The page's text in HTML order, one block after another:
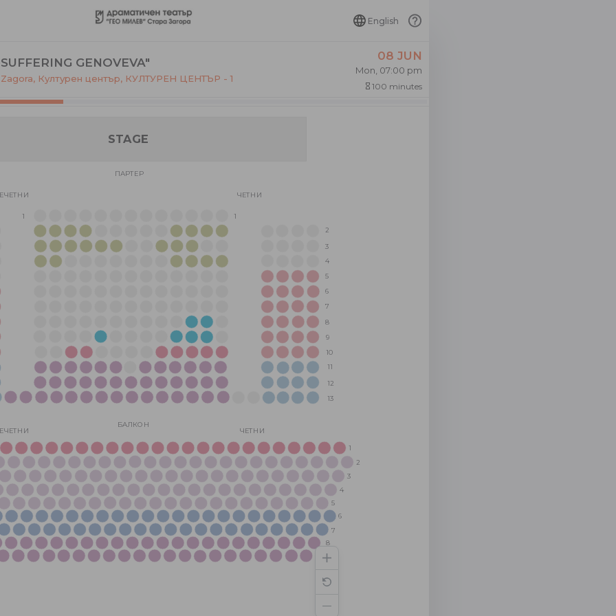
English
GENOVEVA"
Културен център, КУЛТУРЕН ЦЕНТЪР - 1
08 JUN
Mon, 07:00 pm
hourglass_empty 100 minutes
8
7
6
5
4
3
2
1
ЧЕТНИ
БАЛКОН
ЧЕТНИ
ПАРТЕР
13
12
11
10
9
8
7
6
5
4
3
2
1
1
STAGE